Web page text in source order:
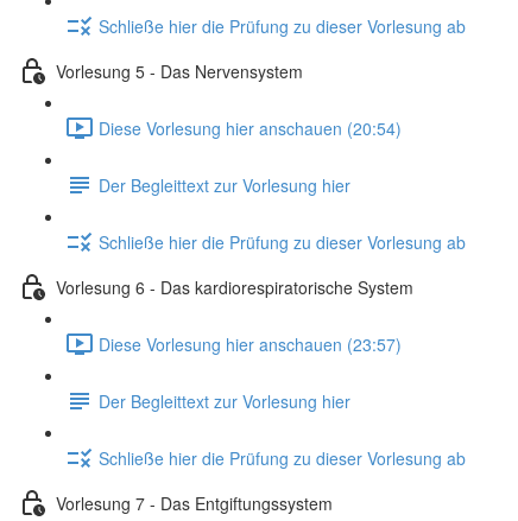
Schließe hier die Prüfung zu dieser Vorlesung ab
Vorlesung 5 - Das Nervensystem
Diese Vorlesung hier anschauen (20:54)
Der Begleittext zur Vorlesung hier
Schließe hier die Prüfung zu dieser Vorlesung ab
Vorlesung 6 - Das kardiorespiratorische System
Diese Vorlesung hier anschauen (23:57)
Der Begleittext zur Vorlesung hier
Schließe hier die Prüfung zu dieser Vorlesung ab
Vorlesung 7 - Das Entgiftungssystem